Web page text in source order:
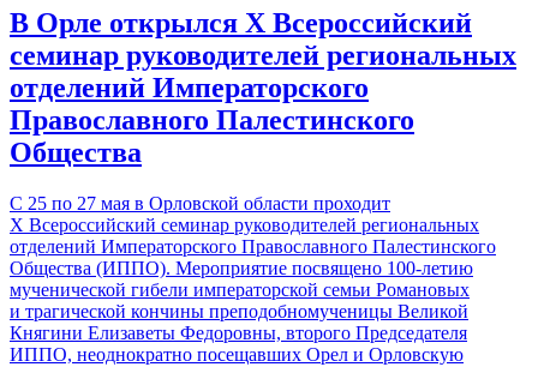
В Орле открылся X Всероссийский
семинар руководителей региональных
отделений Императорского
Православного Палестинского
Общества
С 25 по 27 мая в Орловской области проходит
X Всероссийский семинар руководителей региональных
отделений Императорского Православного Палестинского
Общества (ИППО). Мероприятие посвящено 100-летию
мученической гибели императорской семьи Романовых
и трагической кончины преподобномученицы Великой
Княгини Елизаветы Федоровны, второго Председателя
ИППО, неоднократно посещавших Орел и Орловскую